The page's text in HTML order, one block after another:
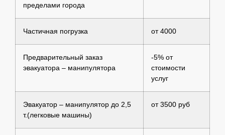
пределами города
Частичная погрузка от 4000
Предварительный заказ
эвакуатора – манипулятора
-5% от
стоимости
услуг
Эвакуатор – манипулятор до 2,5
т.(легковые машины)
от 3500 руб